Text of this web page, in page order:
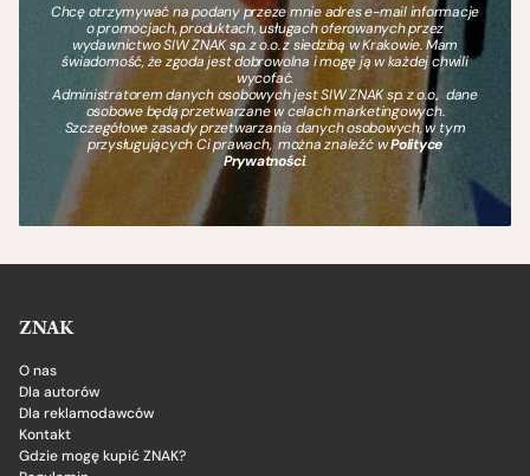
Chcę otrzymywać na podany przeze mnie adres e-mail informacje
o promocjach, produktach, usługach oferowanych przez
wydawnictwo SIW ZNAK sp. z o.o. z siedzibą w Krakowie. Mam
świadomość, że zgoda jest dobrowolna i mogę ją w każdej chwili
wycofać.
Administratorem danych osobowych jest SIW ZNAK sp. z o.o., dane
osobowe będą przetwarzane w celach marketingowych.
Szczegółowe zasady przetwarzania danych osobowych, w tym
przysługujących Ci prawach, można znaleźć wPolityce
Prywatności.
ZNAK
O nas
Dla autorów
Dla reklamodawców
Kontakt
Gdzie mogę kupić ZNAK?